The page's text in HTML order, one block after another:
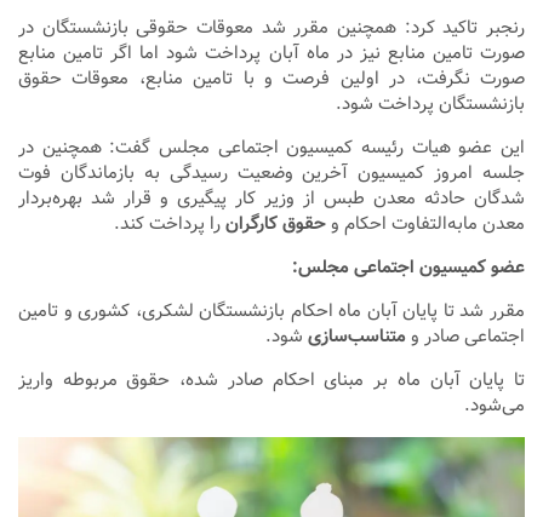
رنجبر تاکید کرد:‌ همچنین مقرر شد معوقات حقوقی بازنشستگان در
صورت تامین منابع نیز در ماه آبان پرداخت شود اما اگر تامین منابع
صورت نگرفت، در اولین فرصت و با تامین منابع، معوقات حقوق
بازنشستگان پرداخت شود.
این عضو هیات رئیسه کمیسیون اجتماعی مجلس گفت: همچنین در
جلسه امروز کمیسیون آخرین وضعیت رسیدگی به بازماندگان فوت
شدگان حادثه معدن طبس از وزیر کار پیگیری و قرار شد بهره‌بردار
معدن مابه‌التفاوت احکام وحقوق کارگرانرا پرداخت کند.
عضو کمیسیون اجتماعی مجلس:
مقرر شد تا پایان آبان ماه احکام بازنشستگان لشکری، کشوری و تامین
اجتماعی صادر ومتناسب‌سازیشود.
تا پایان آبان ماه بر مبنای احکام صادر شده، حقوق مربوطه واریز
می‌شود.